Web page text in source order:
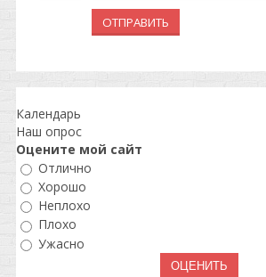
ОТПРАВИТЬ
Календарь
Наш опрос
Оцените мой сайт
Отлично
Хорошо
Неплохо
Плохо
Ужасно